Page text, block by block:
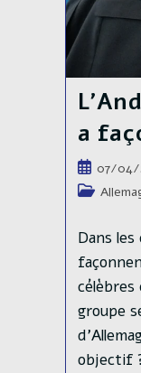
a
Publication
publiée :
07/04/
Post
Dans
groupe
objectif